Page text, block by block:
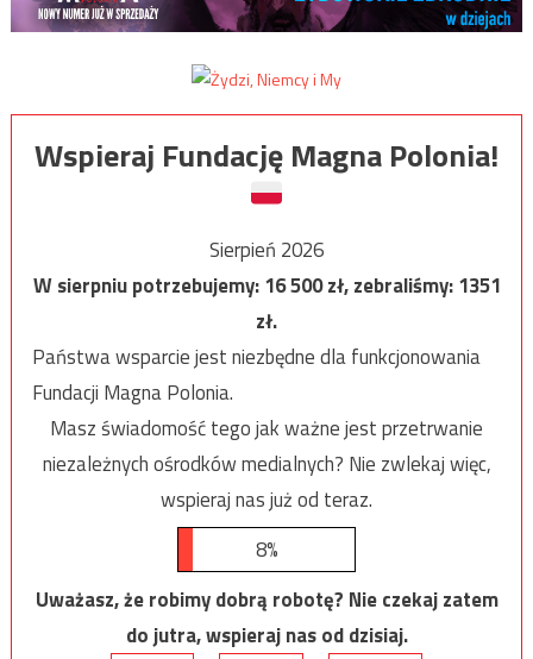
Wspieraj Fundację Magna Polonia!
Sierpień 2026
W sierpniu potrzebujemy:16 500zł, zebraliśmy:1351
zł.
Państwa wsparcie jest niezbędne dla funkcjonowania
Fundacji Magna Polonia.
Masz świadomość tego jak ważne jest przetrwanie
niezależnych ośrodków medialnych? Nie zwlekaj więc,
wspieraj nas już od teraz.
8%
Uważasz, że robimy dobrą robotę? Nie czekaj zatem
do jutra, wspieraj nas od dzisiaj.